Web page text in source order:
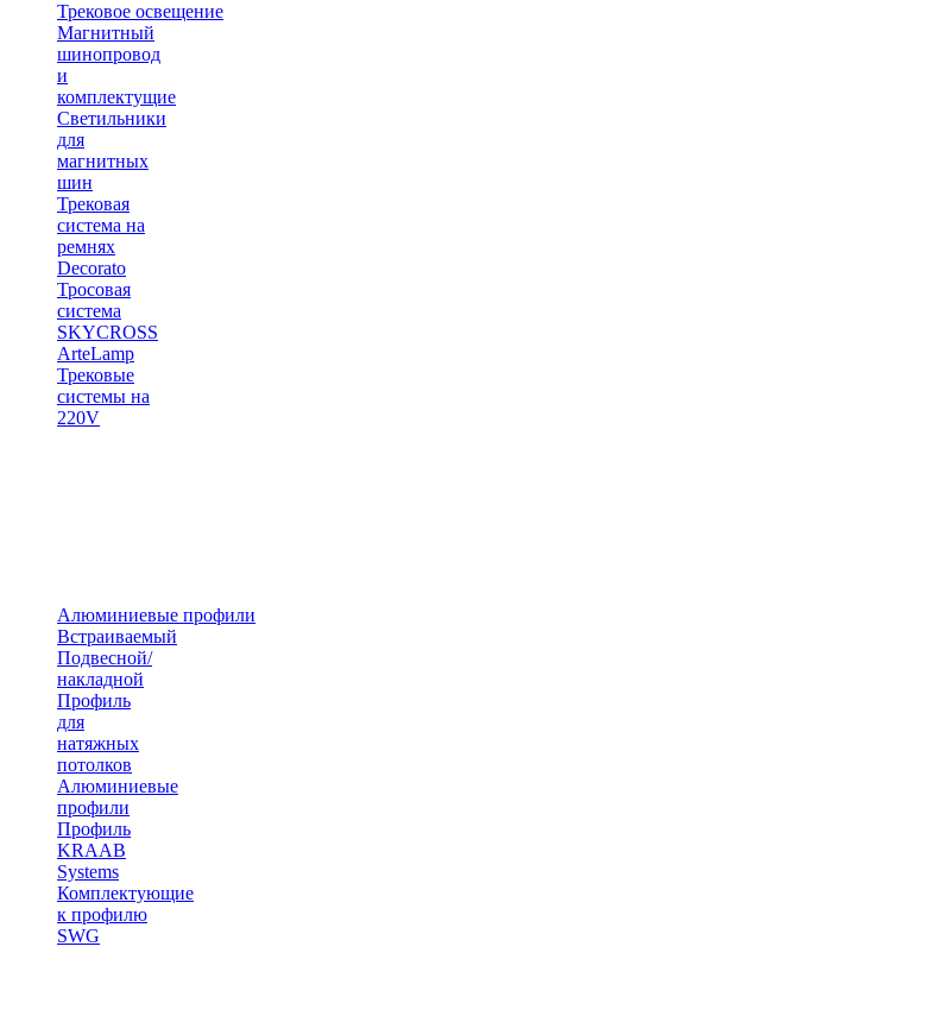
Трековое освещение
Магнитный
шинопровод
и
комплектущие
Светильники
для
магнитных
шин
Трековая
система на
ремнях
Decorato
Тросовая
система
SKYCROSS
ArteLamp
Трековые
системы на
220V
Алюминиевые профили
Встраиваемый
Подвесной/
накладной
Профиль
для
натяжных
потолков
Алюминиевые
профили
Профиль
KRAAB
Systems
Комплектующие
к профилю
SWG